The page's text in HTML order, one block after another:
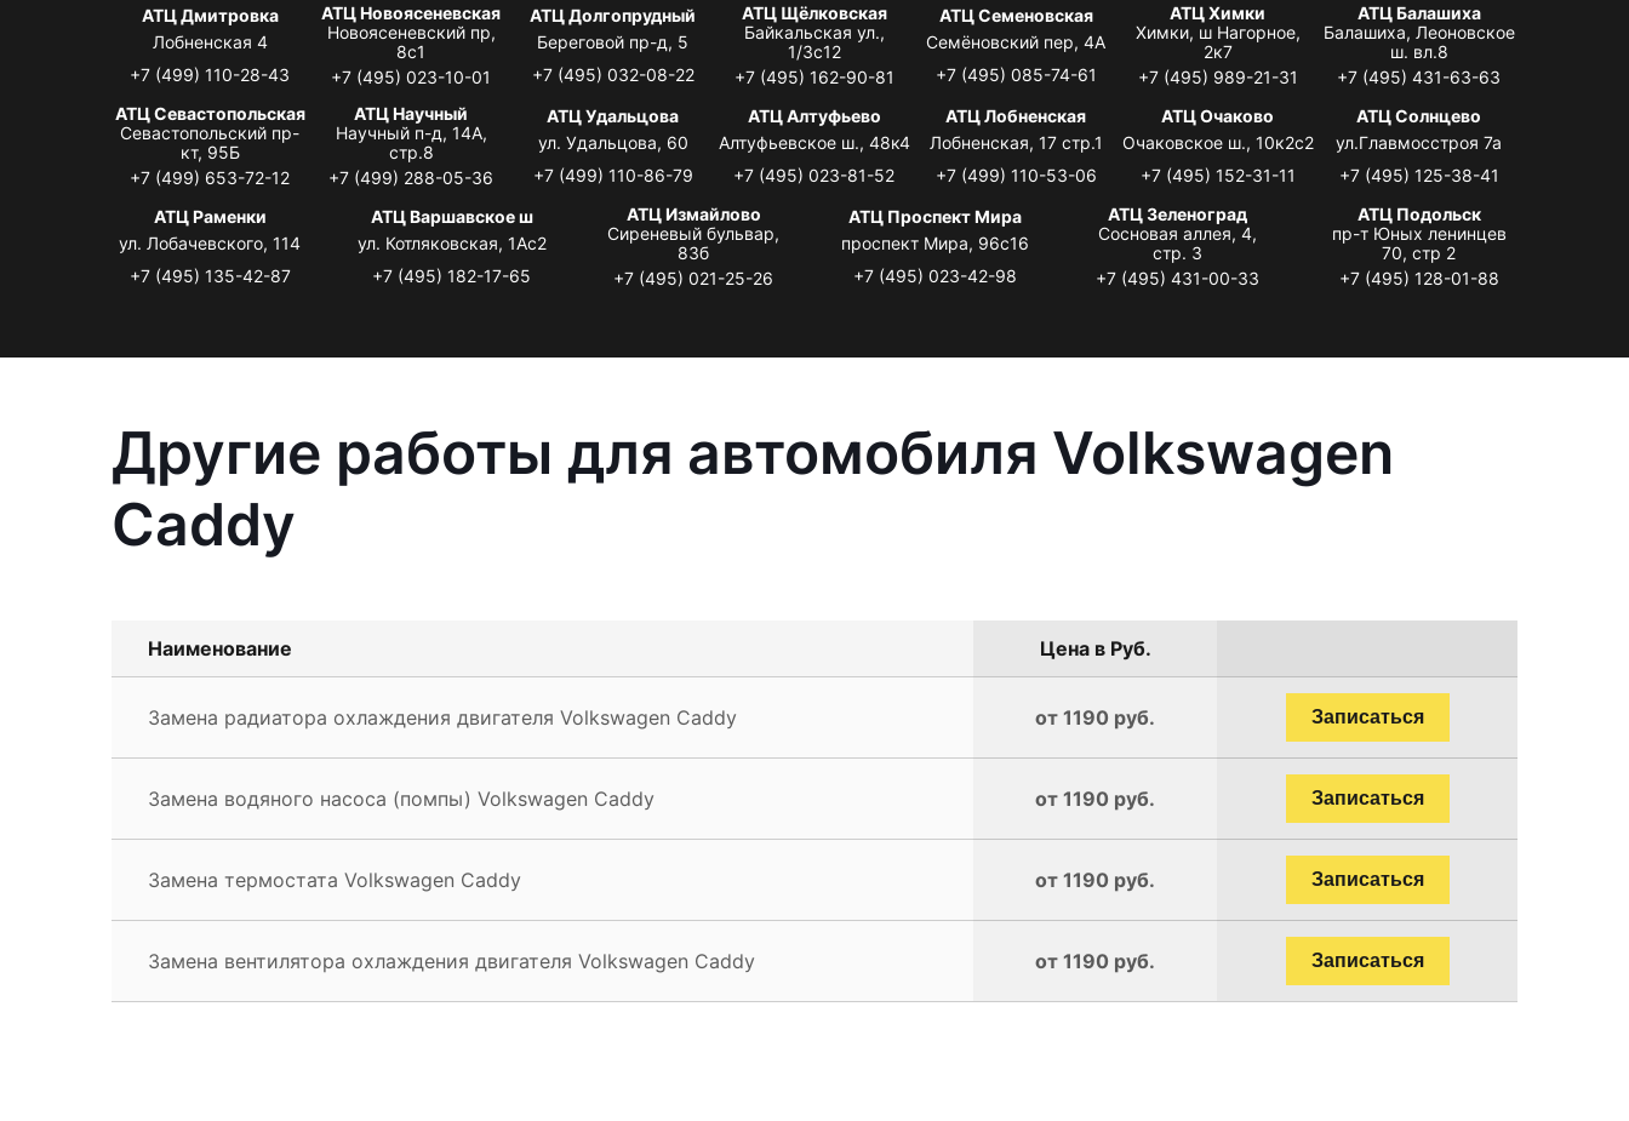
АТЦ Дмитровка
Лобненская 4
+7 (499) 110-28-43
АТЦ Новоясеневская
Новоясеневский пр,
8с1
+7 (495) 023-10-01
АТЦ Долгопрудный
Береговой пр-д, 5
+7 (495) 032-08-22
АТЦ Щёлковская
Байкальская ул.,
1/3с12
+7 (495) 162-90-81
АТЦ Семеновская
Семёновский пер, 4А
+7 (495) 085-74-61
АТЦ Химки
Химки, ш Нагорное,
2к7
+7 (495) 989-21-31
АТЦ Балашиха
Балашиха, Леоновское
ш. вл.8
+7 (495) 431-63-63
АТЦ Севастопольская
Севастопольский пр-
кт, 95Б
+7 (499) 653-72-12
АТЦ Научный
Научный п-д, 14А,
стр.8
+7 (499) 288-05-36
АТЦ Удальцова
ул. Удальцова, 60
+7 (499) 110-86-79
АТЦ Алтуфьево
Алтуфьевское ш., 48к4
+7 (495) 023-81-52
АТЦ Лобненская
Лобненская, 17 стр.1
+7 (499) 110-53-06
АТЦ Очаково
Очаковское ш., 10к2с2
+7 (495) 152-31-11
АТЦ Солнцево
ул.Главмосстроя 7а
+7 (495) 125-38-41
АТЦ Раменки
ул. Лобачевского, 114
+7 (495) 135-42-87
АТЦ Варшавское ш
ул. Котляковская, 1Ас2
+7 (495) 182-17-65
АТЦ Измайлово
Сиреневый бульвар,
83б
+7 (495) 021-25-26
АТЦ Проспект Мира
проспект Мира, 96с16
+7 (495) 023-42-98
АТЦ Зеленоград
Сосновая аллея, 4,
стр. 3
+7 (495) 431-00-33
АТЦ Подольск
пр-т Юных ленинцев
70, стр 2
+7 (495) 128-01-88
Другие работы для автомобиля Volkswagen
Caddy
Наименование Цена в Руб.
Замена радиатора охлаждения двигателя Volkswagen Caddy от 1190 руб. Записаться
Замена водяного насоса (помпы) Volkswagen Caddy от 1190 руб. Записаться
Замена термостата Volkswagen Caddy от 1190 руб. Записаться
Замена вентилятора охлаждения двигателя Volkswagen Caddy от 1190 руб. Записаться